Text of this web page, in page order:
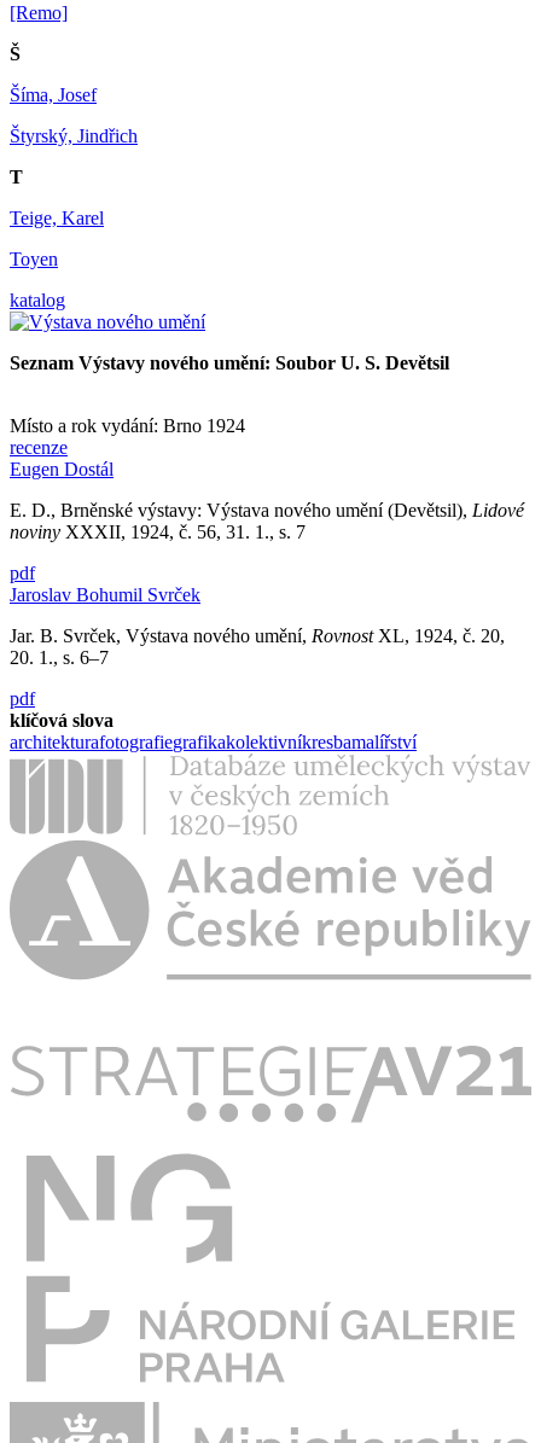
[Remo]
Š
Šíma, Josef
Štyrský, Jindřich
T
Teige, Karel
Toyen
katalog
Seznam Výstavy nového umění: Soubor U. S. Devětsil
Místo a rok vydání: Brno 1924
recenze
Eugen Dostál
E. D., Brněnské výstavy: Výstava nového umění (Devětsil), Lidové
noviny XXXII, 1924, č. 56, 31. 1., s. 7
pdf
Jaroslav Bohumil Svrček
Jar. B. Svrček, Výstava nového umění, Rovnost XL, 1924, č. 20,
20. 1., s. 6–7
pdf
klíčová slova
architekturafotografiegrafikakolektivníkresbamalířství